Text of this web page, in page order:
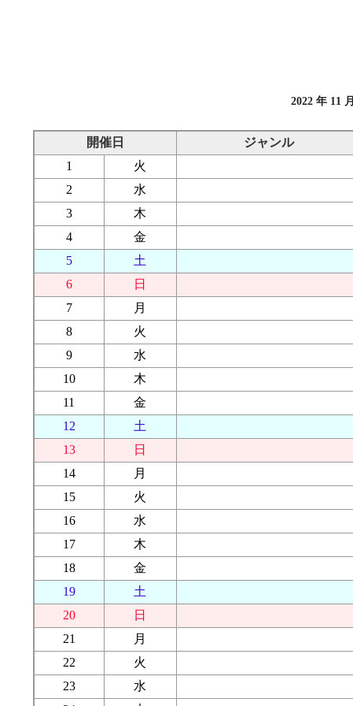
2022 年 11 月
開催日 ジャンル
1
火
2
水
3
木
4
金
5
土
6
日
7
月
8
火
9
水
10
木
11
金
12
土
13
日
14
月
15
火
16
水
17
木
18
金
19
土
20
日
21
月
22
火
23
水